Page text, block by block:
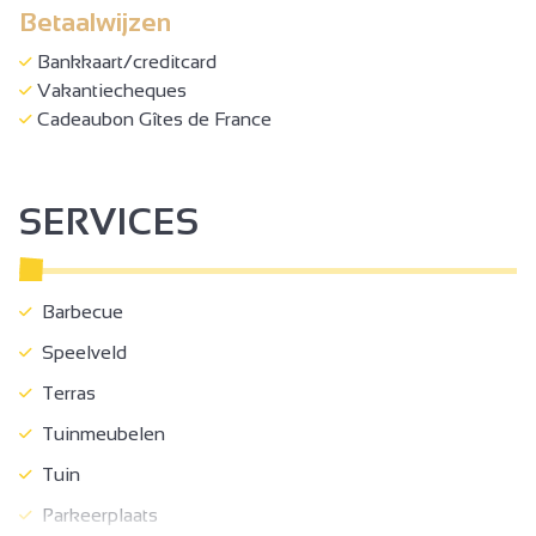
Betaalwijzen
Bankkaart/creditcard
Vakantiecheques
Cadeaubon Gîtes de France
SERVICES
Barbecue
Speelveld
Terras
Tuinmeubelen
Tuin
Parkeerplaats